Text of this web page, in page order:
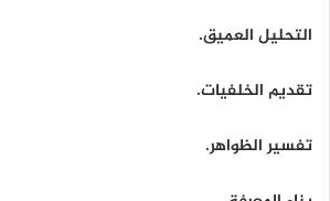
التحليل العميق.
تقديم الخلفيات.
تفسير الظواهر.